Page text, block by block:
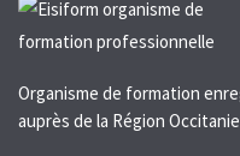
Organisme de formation
auprès de la Région